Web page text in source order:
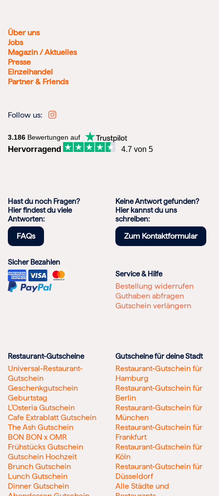
Über uns
Jobs
Magazin / Aktuelles
Presse
Einzelhandel
Partner & Friends
Follow us:
3.186 Bewertungen auf
Hervorragend 4.7 von 5
Hast du noch Fragen?
Hier findest du viele
Antworten:
FAQs
Keine Antwort gefunden?
Hier kannst du uns
schreiben:
Zum Kontaktformular
Sicher Bezahlen
Service & Hilfe
Bestellung widerrufen
Guthaben abfragen
Gutschein verlängern
Restaurant-Gutscheine
Universal-Restaurant-
Gutschein
Geschenkgutschein
Geburtstag
L’Osteria Gutschein
Cafe Extrablatt Gutschein
The Ash Gutschein
BON BON x OMR
Frühstücks Gutschein
Gutschein Hochzeit
Brunch Gutschein
Lunch Gutschein
Dinner Gutschein
Gutscheine für deine Stadt
Restaurant-Gutschein für
Hamburg
Restaurant-Gutschein für
Berlin
Restaurant-Gutschein für
München
Restaurant-Gutschein für
Frankfurt
Restaurant-Gutschein für
Köln
Restaurant-Gutschein für
Düsseldorf
Alle Städte und